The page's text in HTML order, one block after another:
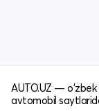
AUTO.UZ —
avtomobil